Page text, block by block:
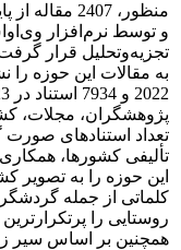
تجزیه‌وتحلیل قرار
پژوهشگران، مجلات،
تعداد استنادهای
تألیفی کشورها،
این حوزه را به تصویر
کلماتی از جمله
روستایی را
همچنین بر اساس سیر